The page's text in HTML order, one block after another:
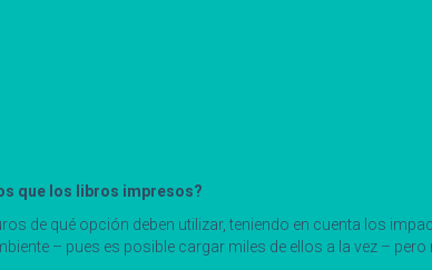
que los libros impresos?
de qué opción deben utilizar, teniendo en cuenta los
– pues es posible cargar miles de ellos a la vez –